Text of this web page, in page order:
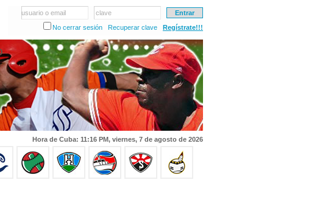
usuario o email
clave
No cerrar sesión
Recuperar clave Regístrate!!!
Hora de Cuba: 11:16 PM, viernes, 7 de agosto de 2026